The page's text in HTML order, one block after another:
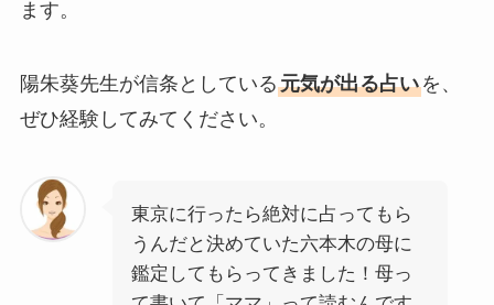
ます。
陽朱葵先生が信条としている元気が出る占いを、
ぜひ経験してみてください。
東京に行ったら絶対に占ってもら
うんだと決めていた六本木の母に
鑑定してもらってきました！母っ